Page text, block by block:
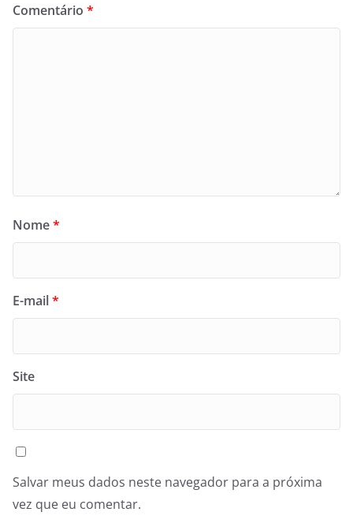
Comentário *
Nome*
E-mail*
Site
Salvar meus dados neste navegador para a próxima
vez que eu comentar.